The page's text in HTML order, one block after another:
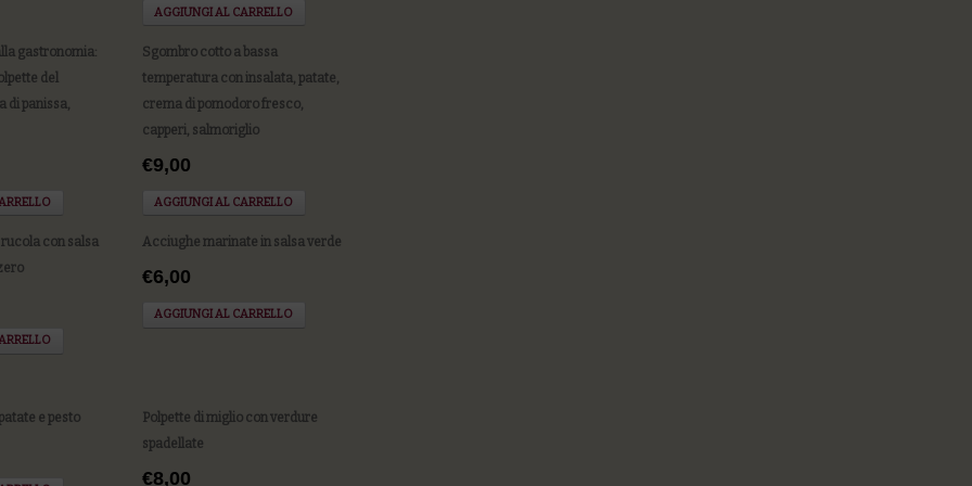
AGGIUNGI AL CARRELLO
gastronomia:
del
di panissa,
Sgombro cotto a bassa
temperatura con insalata, patate,
crema di pomodoro fresco,
capperi, salmoriglio
€9,00
AGGIUNGI AL CARRELLO
con salsa
Acciughe marinate in salsa verde
€6,00
AGGIUNGI AL CARRELLO
e pesto
Polpette di miglio con verdure
spadellate
€8,00